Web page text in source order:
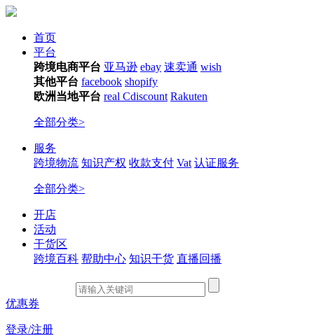
首页
平台
跨境电商平台 亚马逊 ebay 速卖通 wish
其他平台 facebook shopify
欧洲当地平台 real Cdiscount Rakuten
全部分类>
服务
跨境物流 知识产权 收款支付 Vat 认证服务
全部分类>
开店
活动
干货区
跨境百科 帮助中心 知识干货 直播回播
优惠券
登录/注册